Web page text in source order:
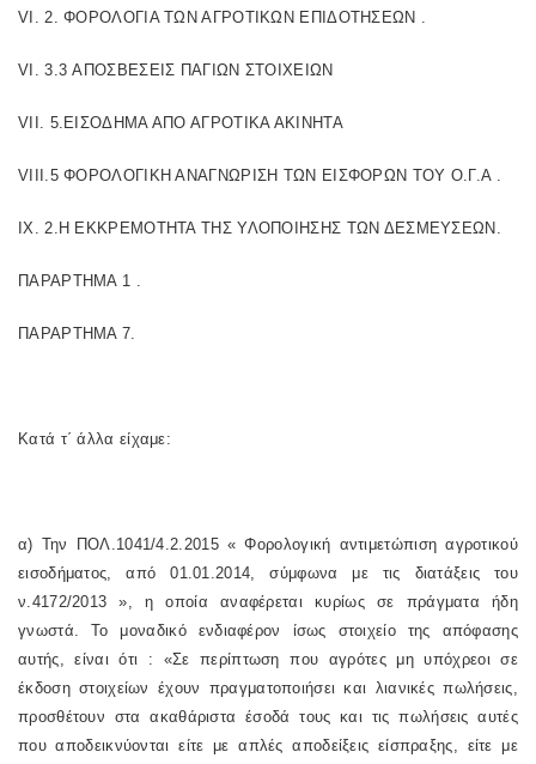
VI. 2. ΦΟΡΟΛΟΓΙΑ ΤΩΝ ΑΓΡΟΤΙΚΩΝ ΕΠΙΔΟΤΗΣΕΩΝ .
VI. 3.3 ΑΠΟΣΒΕΣΕΙΣ ΠΑΓΙΩΝ ΣΤΟΙΧΕΙΩΝ
VII. 5.ΕΙΣΟΔΗΜΑ ΑΠΟ ΑΓΡΟΤΙΚΑ ΑΚΙΝΗΤΑ
VIIΙ.5 ΦΟΡΟΛΟΓΙΚΗ ΑΝΑΓΝΩΡΙΣΗ ΤΩΝ ΕΙΣΦΟΡΩΝ ΤΟΥ Ο.Γ.Α .
IX. 2.Η ΕΚΚΡΕΜΟΤΗΤΑ ΤΗΣ ΥΛΟΠΟΙΗΣΗΣ ΤΩΝ ΔΕΣΜΕΥΣΕΩΝ.
ΠΑΡΑΡΤΗΜΑ 1 .
ΠΑΡΑΡΤΗΜΑ 7.
Κατά τ΄ άλλα είχαμε:
α) Την ΠΟΛ.1041/4.2.2015 « Φορολογική αντιμετώπιση αγροτικού
εισοδήματος, από 01.01.2014, σύμφωνα με τις διατάξεις του
ν.4172/2013 », η οποία αναφέρεται κυρίως σε πράγματα ήδη
γνωστά. Το μοναδικό ενδιαφέρον ίσως στοιχείο της απόφασης
αυτής, είναι ότι : «Σε περίπτωση που αγρότες μη υπόχρεοι σε
έκδοση στοιχείων έχουν πραγματοποιήσει και λιανικές πωλήσεις,
προσθέτουν στα ακαθάριστα έσοδά τους και τις πωλήσεις αυτές
που αποδεικνύονται είτε με απλές αποδείξεις είσπραξης, είτε με